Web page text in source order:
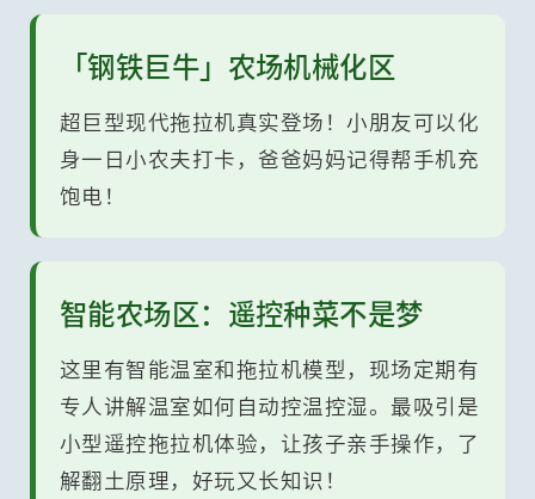
「钢铁巨牛」农场机械化区
超巨型现代拖拉机真实登场！小朋友可以化
身一日小农夫打卡，爸爸妈妈记得帮手机充
饱电！
智能农场区：遥控种菜不是梦
这里有智能温室和拖拉机模型，现场定期有
专人讲解温室如何自动控温控湿。最吸引是
小型遥控拖拉机体验，让孩子亲手操作，了
解翻土原理，好玩又长知识！